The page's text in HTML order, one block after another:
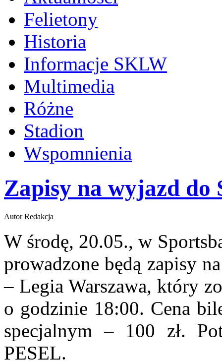
Felietony
Historia
Informacje SKLW
Multimedia
Różne
Stadion
Wspomnienia
Zapisy na wyjazd do
Autor Redakcja
W środę, 20.05., w
prowadzone będą zapisy
– Legia Warszawa, który
o godzinie 18:00. Cena
specjalnym – 100 zł.
PESEL.